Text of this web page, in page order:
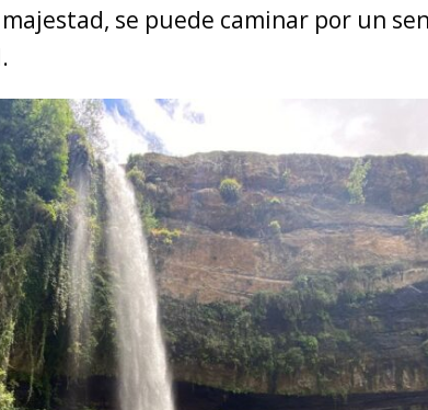
se puede caminar por un